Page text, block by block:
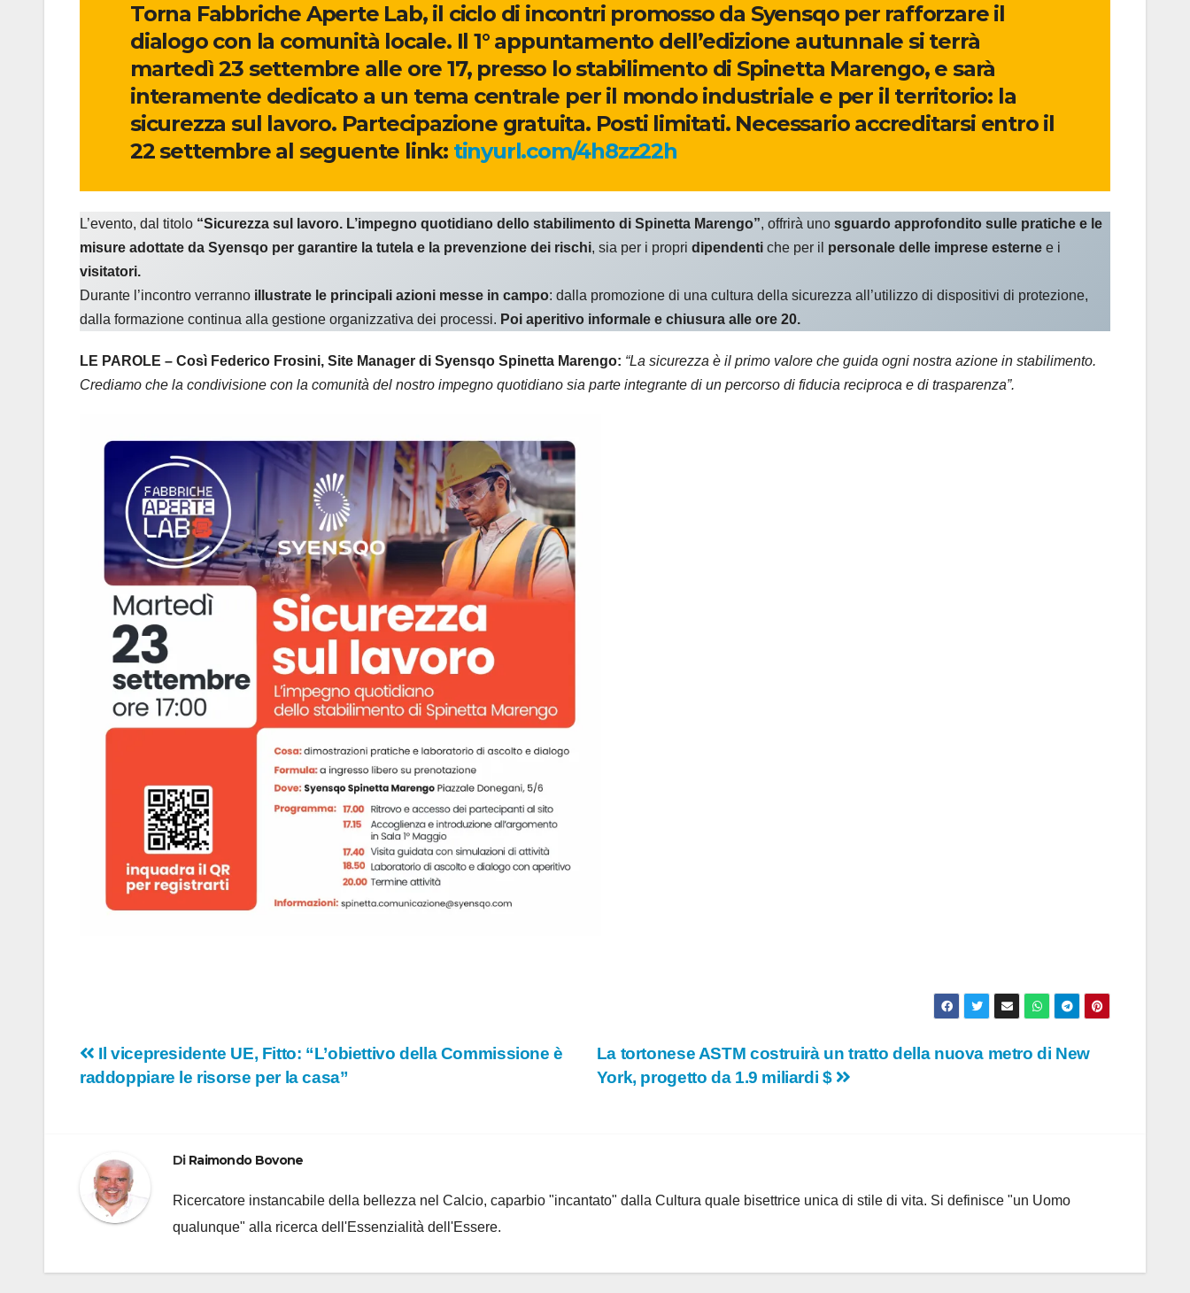
Torna Fabbriche Aperte Lab, il ciclo di incontri promosso da Syensqo per rafforzare il
dialogo con la comunità locale. Il 1° appuntamento dell’edizione autunnale si terrà
martedì 23 settembre alle ore 17, presso lo stabilimento di Spinetta Marengo, e sarà
interamente dedicato a un tema centrale per il mondo industriale e per il territorio: la
sicurezza sul lavoro. Partecipazione gratuita. Posti limitati. Necessario accreditarsi entro il
22 settembre al seguente link: tinyurl.com/4h8zz22h
L’evento, dal titolo “Sicurezza sul lavoro. L’impegno quotidiano dello stabilimento di Spinetta Marengo”, offrirà uno sguardo approfondito sulle pratiche e le
misure adottate da Syensqo per garantire la tutela e la prevenzione dei rischi, sia per i propri dipendenti che per il personale delle imprese esterne e i
visitatori.
Durante l’incontro verranno illustrate le principali azioni messe in campo: dalla promozione di una cultura della sicurezza all’utilizzo di dispositivi di protezione,
dalla formazione continua alla gestione organizzativa dei processi. Poi aperitivo informale e chiusura alle ore 20.
LE PAROLE – Così Federico Frosini, Site Manager di Syensqo Spinetta Marengo: “La sicurezza è il primo valore che guida ogni nostra azione in stabilimento.
Crediamo che la condivisione con la comunità del nostro impegno quotidiano sia parte integrante di un percorso di fiducia reciproca e di trasparenza”.
Navigazione
articoli
La tortonese ASTM costruirà un tratto della nuova metro di New
York, progetto da 1.9 miliardi $
Il vicepresidente UE, Fitto: “L’obiettivo della Commissione è
raddoppiare le risorse per la casa”
Di Raimondo Bovone
Ricercatore instancabile della bellezza nel Calcio, caparbio "incantato" dalla Cultura quale bisettrice unica di stile di vita. Si definisce "un Uomo
qualunque" alla ricerca dell'Essenzialità dell'Essere.